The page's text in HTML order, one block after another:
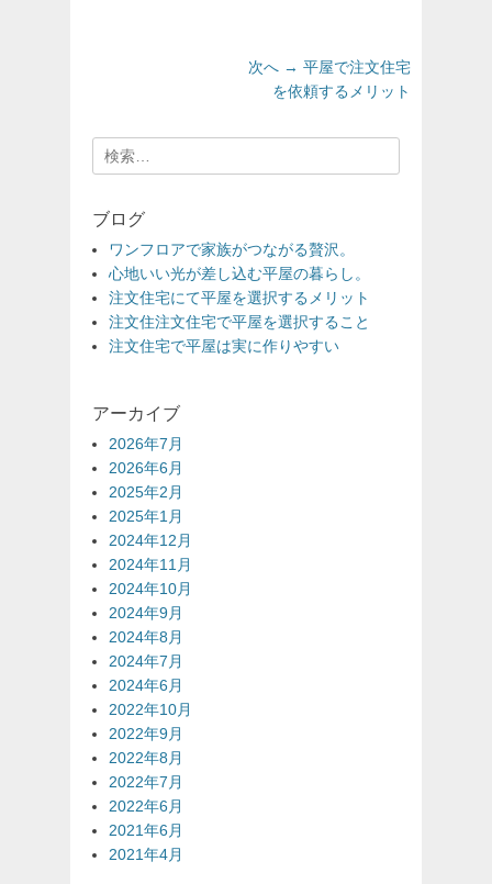
ビ
ゲ
シ
ョ
ン
次へ → 次
の
稿:
平屋で注文住宅
を依頼するメリット
検
索:
ブログ
ワンフロアで家族がつながる贅沢。
心地いい光が差し込む平屋の暮らし。
注文住宅にて平屋を選択するメリット
注文住注文住宅で平屋を選択すること
注文住宅で平屋は実に作りやすい
アーカイブ
2026年7月
2026年6月
2025年2月
2025年1月
2024年12月
2024年11月
2024年10月
2024年9月
2024年8月
2024年7月
2024年6月
2022年10月
2022年9月
2022年8月
2022年7月
2022年6月
2021年6月
2021年4月